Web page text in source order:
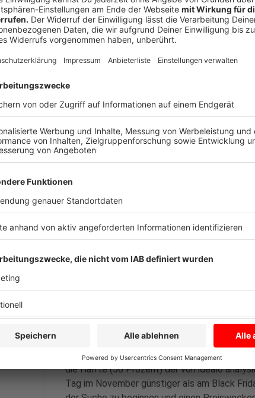
Anzeige
Beliebte Produkte und Sparpotenzial
Zu den beliebtesten Warengruppen am
Spielekonsolen, die durchschnittlich um 3
sind die populärsten Produkte oft nicht die,
Apple iPhone 15 (128 GB, Schwarz) war
"Hohe Rabatte gibt es vor allem auf weniger
Produktausführungen", erklärt Kriegel. Wer
Vorgängermodelle oder unüblichere
Anzeige
Der Black Friday ist längst nicht mehr auf
die Hälfte (56 Prozent) der von idealo
Tag im November günstiger als am Black